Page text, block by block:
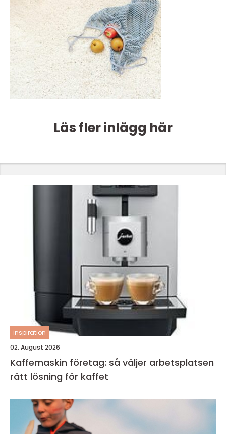
Läs fler inlägg här
inspiration
02. August 2026
Kaffemaskin företag: så väljer arbetsplatsen
rätt lösning för kaffet